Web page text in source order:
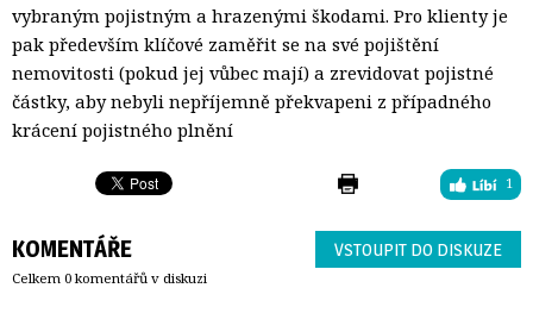
vybraným pojistným a hrazenými škodami. Pro klienty je
pak především klíčové zaměřit se na své pojištění
nemovitosti (pokud jej vůbec mají) a zrevidovat pojistné
částky, aby nebyli nepříjemně překvapeni z případného
krácení pojistného plnění
1
KOMENTÁŘE
Celkem 0 komentářů v diskuzi
VSTOUPIT DO DISKUZE